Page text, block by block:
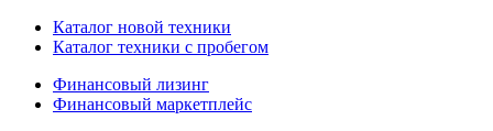
Каталог новой техники
Каталог техники с пробегом
Финансовый лизинг
Финансовый маркетплейс